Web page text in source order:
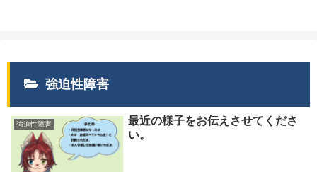
強迫性障害
強迫性障害
最近の様子をお伝えさせてくださ
い。